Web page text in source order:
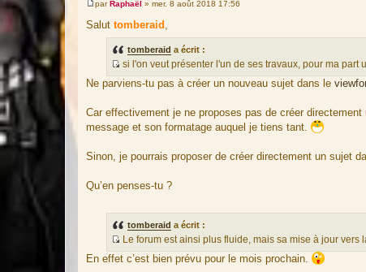
M
e
s
parRaphaël » mer. 8 août 2018 17:56
Salut tomberaid
tomberaid a écrit :
S
o
r
c
d
m
s
s
a
g
si l'on veut présenter l'un de ses travaux, pour ma
Ne parviens-tu pas à créer un nouveau sujet dans le
Car effectivement je ne proposes pas de créer
message et son formatage auquel je tiens tant.
Sinon, je pourrais proposer de créer directement un sujet
Qu’en penses-tu ?
tomberaid a écrit :
S
o
Le forum est ainsi plus fluide, mais sa mise à jour
En effet c’est bien prévu pour le mois prochain.